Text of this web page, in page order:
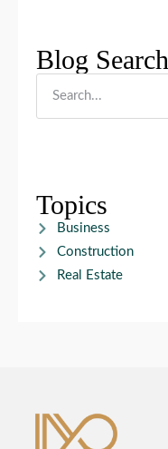
Blog Search
Topics
Business
Construction
Real Estate